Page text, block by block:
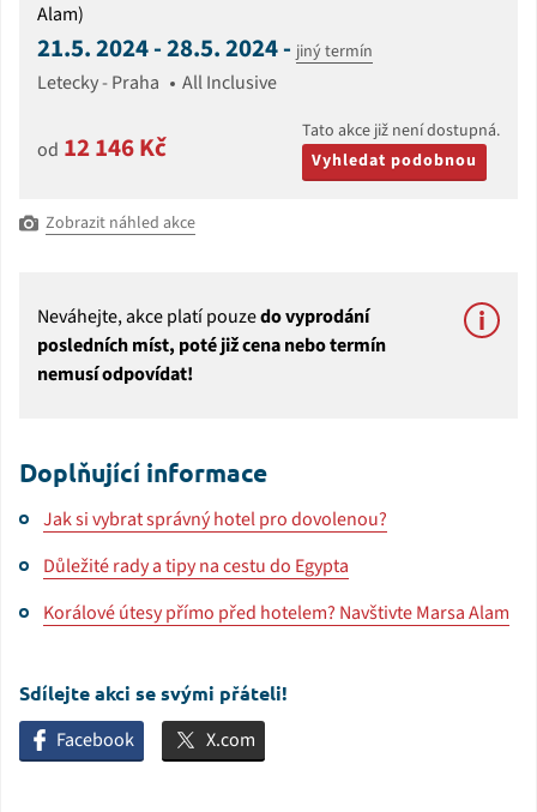
Alam)
21.5. 2024 - 28.5. 2024 - jiný termín
Letecky - Praha All Inclusive
od 12 146 Kč
Tato akce již není dostupná.
Vyhledat podobnou
Zobrazit náhled akce
Neváhejte, akce platí pouzedo vyprodání
posledních míst, poté již cena nebo termín
nemusí odpovídat!
Doplňující informace
Jak si vybrat správný hotel pro dovolenou?
Důležité rady a tipy na cestu do Egypta
Korálové útesy přímo před hotelem? Navštivte Marsa Alam
Sdílejte akci se svými přáteli!
Facebook X.com